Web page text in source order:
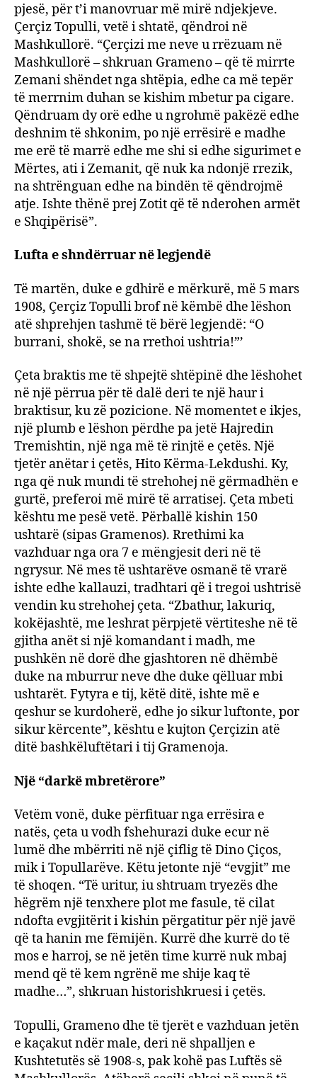
pjesë, për t’i manovruar më mirë ndjekjeve.
Çerçiz Topulli, vetë i shtatë, qëndroi në
Mashkullorë. “Çerçizi me neve u rrëzuam në
Mashkullorë – shkruan Grameno – që të mirrte
Zemani shëndet nga shtëpia, edhe ca më tepër
të merrnim duhan se kishim mbetur pa cigare.
Qëndruam dy orë edhe u ngrohmë pakëzë edhe
deshnim të shkonim, po një errësirë e madhe
me erë të marrë edhe me shi si edhe sigurimet e
Mërtes, ati i Zemanit, që nuk ka ndonjë rrezik,
na shtrënguan edhe na bindën të qëndrojmë
atje. Ishte thënë prej Zotit që të nderohen armët
e Shqipërisë”.
Lufta e shndërruar në legjendë
Të martën, duke e gdhirë e mërkurë, më 5 mars
1908, Çerçiz Topulli brof në këmbë dhe lëshon
atë shprehjen tashmë të bërë legjendë: “O
burrani, shokë, se na rrethoi ushtria!”’
Çeta braktis me të shpejtë shtëpinë dhe lëshohet
në një përrua për të dalë deri te një haur i
braktisur, ku zë pozicione. Në momentet e ikjes,
një plumb e lëshon përdhe pa jetë Hajredin
Tremishtin, një nga më të rinjtë e çetës. Një
tjetër anëtar i çetës, Hito Kërma-Lekdushi. Ky,
nga që nuk mundi të strehohej në gërmadhën e
gurtë, preferoi më mirë të arratisej. Çeta mbeti
kështu me pesë vetë. Përballë kishin 150
ushtarë (sipas Gramenos). Rrethimi ka
vazhduar nga ora 7 e mëngjesit deri në të
ngrysur. Në mes të ushtarëve osmanë të vrarë
ishte edhe kallauzi, tradhtari që i tregoi ushtrisë
vendin ku strehohej çeta. “Zbathur, lakuriq,
kokëjashtë, me leshrat përpjetë vërtiteshe në të
gjitha anët si një komandant i madh, me
pushkën në dorë dhe gjashtoren në dhëmbë
duke na mburrur neve dhe duke qëlluar mbi
ushtarët. Fytyra e tij, këtë ditë, ishte më e
qeshur se kurdoherë, edhe jo sikur luftonte, por
sikur kërcente”, kështu e kujton Çerçizin atë
ditë bashkëluftëtari i tij Gramenoja.
Një “darkë mbretërore”
Vetëm vonë, duke përfituar nga errësira e
natës, çeta u vodh fshehurazi duke ecur në
lumë dhe mbërriti në një çiflig të Dino Çiços,
mik i Topullarëve. Këtu jetonte një “evgjit” me
të shoqen. “Të uritur, iu shtruam tryezës dhe
hëgrëm një tenxhere plot me fasule, të cilat
ndofta evgjitërit i kishin përgatitur për një javë
që ta hanin me fëmijën. Kurrë dhe kurrë do të
mos e harroj, se në jetën time kurrë nuk mbaj
mend që të kem ngrënë me shije kaq të
madhe…”, shkruan historishkruesi i çetës.
Topulli, Grameno dhe të tjerët e vazhduan jetën
e kaçakut ndër male, deri në shpalljen e
Kushtetutës së 1908-s, pak kohë pas Luftës së